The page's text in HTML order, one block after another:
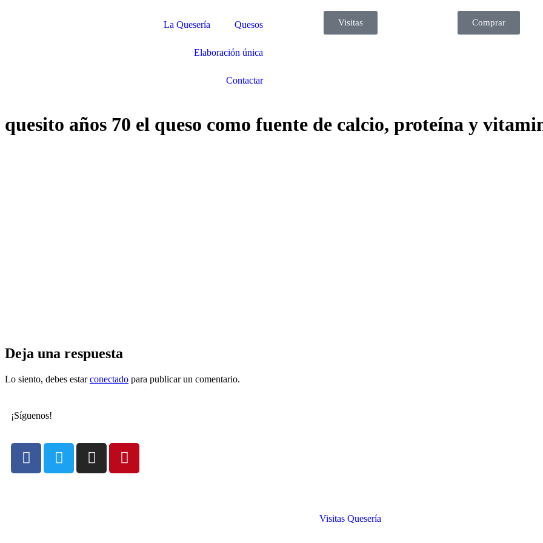
La Quesería Quesos
Elaboración única
Contactar
Visitas Comprar
quesito años 70 el queso como fuente de calcio, proteína y
Deja una respuesta
Lo siento, debes estarconectado para publicar un comentario.
¡Síguenos!
Visitas Quesería